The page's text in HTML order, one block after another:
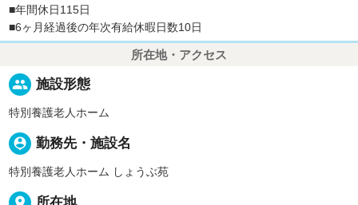
■年間休日115日
■6ヶ月経過後の年次有給休暇日数10日
所在地・アクセス
people 施設形態
特別養護老人ホーム
person_pin 勤務先・施設名
特別養護老人ホーム しょうぶ苑